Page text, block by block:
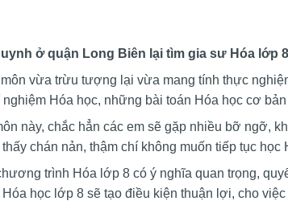
ở quận Long Biên lại tìm gia sư Hóa lớp
vừa trừu tượng lại vừa mang tính thực
nghiệm Hóa học, những bài toán Hóa học cơ
này, chắc hẳn các em sẽ gặp nhiều bỡ ngỡ,
thấy chán nản, thậm chí không muốn tiếp tục
trình Hóa lớp 8 có ý nghĩa quan trọng,
học lớp 8 sẽ tạo điều kiện thuận lợi, cho